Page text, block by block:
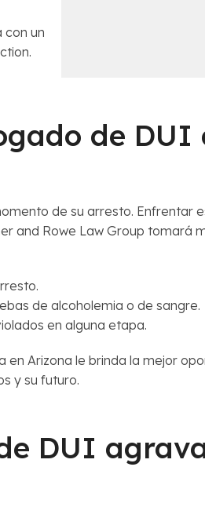
con un
de
de su arresto. Enfrentar
and Rowe Law Group tomará
de alcoholemia o de sangre.
en alguna etapa.
Arizona le brinda la mejor
y su futuro.
DUI